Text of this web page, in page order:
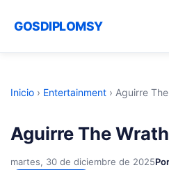
GOSDIPLOMSY
Inicio › Entertainment › Aguirre
Aguirre The
martes, 30 de diciembre de 2025